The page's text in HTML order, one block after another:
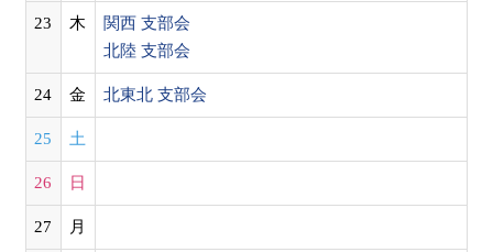
23 木
関西 支部会
北陸 支部会
24 金 北東北 支部会
25 土
26 日
27 月